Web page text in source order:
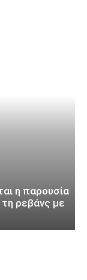
η παρουσία
ρεβάνς με